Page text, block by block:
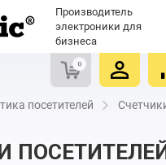
Производитель
электроники для
бизнеса
0
Очистить список сравнения
Очистить избранное
посетителей